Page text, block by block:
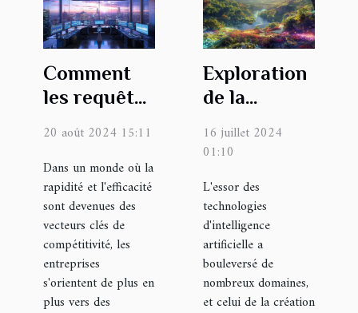
Comment
les requêtes
IA peuvent
transformer
les
opérations
d'entreprise
20 août 2024 15:11
Dans un monde où la
rapidité et l'efficacité
sont devenues des
vecteurs clés de
compétitivité, les
entreprises
s'orientent de plus en
plus vers des
Exploration
de la
d'images
potentiel et
processus
créatif
16 juillet 2024
01:10
L'essor des
technologies
d'intelligence
artificielle a
bouleversé de
nombreux domaines,
et celui de la création